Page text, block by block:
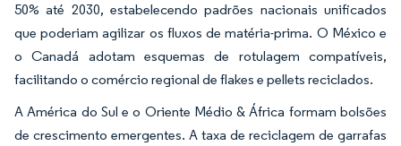
50% até 2030, estabelecendo padrões nacionais unificados
que poderiam agilizar os fluxos de matéria-prima. O México e
o Canadá adotam esquemas de rotulagem compatíveis,
facilitando o comércio regional de flakes e pellets reciclados.
A América do Sul e o Oriente Médio & África formam bolsões
de crescimento emergentes. A taxa de reciclagem de garrafas